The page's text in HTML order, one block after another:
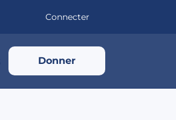
Connecter
Donner